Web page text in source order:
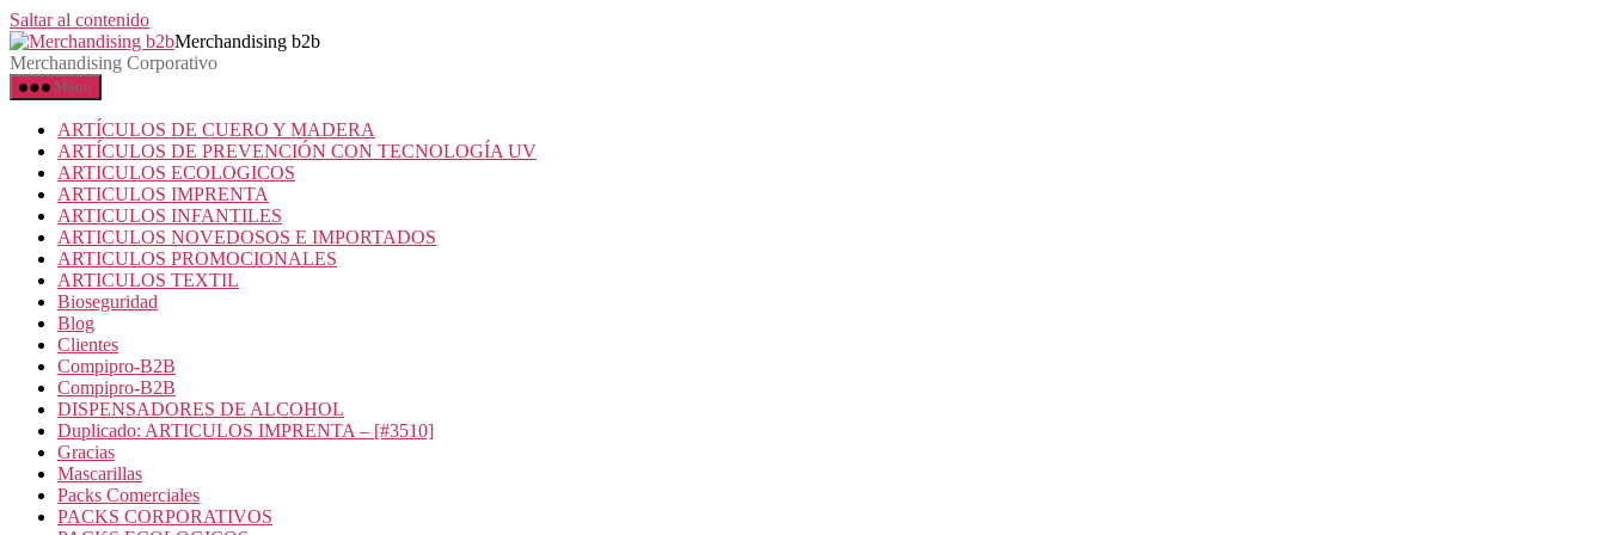
Saltar al contenido
Merchandising b2b
Merchandising Corporativo
Menú
ARTÍCULOS DE CUERO Y MADERA
ARTÍCULOS DE PREVENCIÓN CON TECNOLOGÍA UV
ARTICULOS ECOLOGICOS
ARTICULOS IMPRENTA
ARTICULOS INFANTILES
ARTICULOS NOVEDOSOS E IMPORTADOS
ARTICULOS PROMOCIONALES
ARTICULOS TEXTIL
Bioseguridad
Blog
Clientes
Compipro-B2B
Compipro-B2B
DISPENSADORES DE ALCOHOL
Duplicado: ARTICULOS IMPRENTA – [#3510]
Gracias
Mascarillas
Packs Comerciales
PACKS CORPORATIVOS